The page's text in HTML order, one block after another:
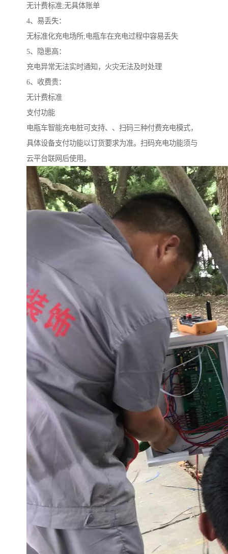
无计费标准;无具体账单
4、易丢失：
无标准化充电场所;电瓶车在充电过程中容易丢失
5、隐患高：
充电异常无法实时通知，火灾无法及时处理
6、收费贵：
无计费标准
支付功能
电瓶车智能充电桩可支持、、扫码三种付费充电模式，
具体设备支付功能以订货要求为准。扫码充电功能须与
云平台联网后使用。